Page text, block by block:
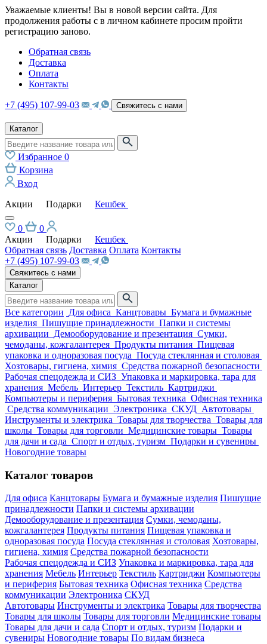
Уважаемые клиенты! Вы в новой версии сайта. Для
продолжения работы с в личном кабинете просим пройти
регистрацию заново.
Обратная связь
Доставка
Оплата
Контакты
+7 (495) 107-99-03 Свяжитесь с нами
Каталог
Избранное 0
Корзина
Вход
Акции
Подарки Кешбек
0
0
Акции
Подарки
Кешбек
Обратная связь Доставка Оплата Контакты
+7 (495) 107-99-03
Свяжитесь с нами
Каталог
Все категории Для офиса Канцтовары Бумага и бумажные
изделия Пишущие принадлежности Папки и системы
архивации Демооборудование и презентация Сумки,
чемоданы, кожгалантерея Продукты питания Пищевая
упаковка и одноразовая посуда Посуда стеклянная и столовая
Хозтовары, гигиена, химия Средства пожарной безопасности
Рабочая спецодежда и СИЗ Упаковка и маркировка, тара для
хранения Мебель Интерьер Текстиль Картриджи
Компьютеры и периферия Бытовая техника Офисная техника
Средства коммуникации Электроника СКУД Автотовары
Инструменты и электрика Товары для творчества Товары для
школы Товары для торговли Медицинские товары Товары
для дачи и сада Спорт и отдых, туризм Подарки и сувениры
Новогодние товары
Каталог товаров
Для офиса Канцтовары Бумага и бумажные изделия Пишущие
принадлежности Папки и системы архивации
Демооборудование и презентация Сумки, чемоданы,
кожгалантерея Продукты питания Пищевая упаковка и
одноразовая посуда Посуда стеклянная и столовая Хозтовары,
гигиена, химия Средства пожарной безопасности
Рабочая спецодежда и СИЗ Упаковка и маркировка, тара для
хранения Мебель Интерьер Текстиль Картриджи Компьютеры
и периферия Бытовая техника Офисная техника Средства
коммуникации Электроника СКУД
Автотовары Инструменты и электрика Товары для творчества
Товары для школы Товары для торговли Медицинские товары
Товары для дачи и сада Спорт и отдых, туризм Подарки и
сувениры Новогодние товары По видам бизнеса